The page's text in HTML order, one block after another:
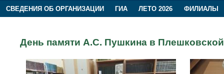
СВЕДЕНИЯ ОБ ОРГАНИЗАЦИИ ГИА ЛЕТО 2026
ФИЛИАЛЫ
День памяти А.С. Пушкина в